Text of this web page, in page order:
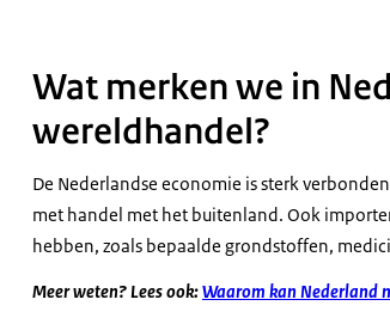
Wat merken we in
wereldhandel?
De Nederlandse economie is sterk
met handel met het buitenland. Ook
hebben, zoals bepaalde grondstoffen,
Meer weten? Lees ook:Waarom kan Nederland